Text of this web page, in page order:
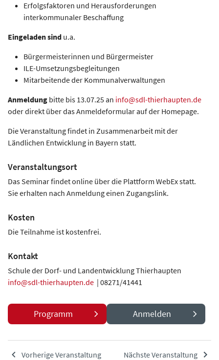
Erfolgsfaktoren und Herausforderungen
interkommunaler Beschaffung
Eingeladen sind u.a.
Bürgermeisterinnen und Bürgermeister
ILE-Umsetzungsbegleitungen
Mitarbeitende der Kommunalverwaltungen
Anmeldung bitte bis 13.07.25 an info@sdl-thierhaupten.de
oder direkt über das Anmeldeformular auf der Homepage.
Die Veranstaltung findet in Zusammenarbeit mit der
Ländlichen Entwicklung in Bayern statt.
Veranstaltungsort
Das Seminar findet online über die Plattform WebEx statt.
Sie erhalten nach Anmeldung einen Zugangslink.
Kosten
Die Teilnahme ist kostenfrei.
Kontakt
Schule der Dorf- und Landentwicklung Thierhaupten
info@sdl-thierhaupten.de | 08271/41441
Programm Anmelden
Vorherige Veranstaltung Nächste Veranstaltung